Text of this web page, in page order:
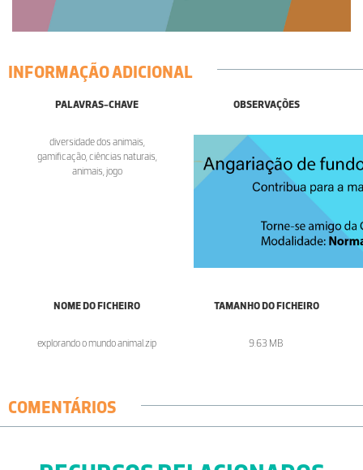
INFORMAÇÃO ADICIONAL
PALAVRAS-CHAVE
diversidade dos animais,
gamificação, ciências naturais,
animais, jogo
OBSERVAÇÕES
NOME DO FICHEIRO
explorando o mundo animal.zip
TAMANHO DO FICHEIRO
9.63 MB
COMENTÁRIOS